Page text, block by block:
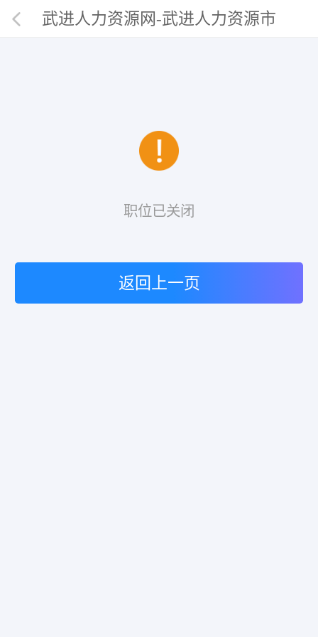
武进人力资源网-武进人力资源市
职位已关闭
返回上一页